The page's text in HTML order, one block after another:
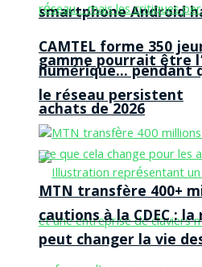
smartphone Android
gamme pourrait être
achats de 2026
CAMTEL forme 350
numérique… pendant
le réseau persistent
MTN transfère 400+
cautions à la CDEC :
peut changer la vie